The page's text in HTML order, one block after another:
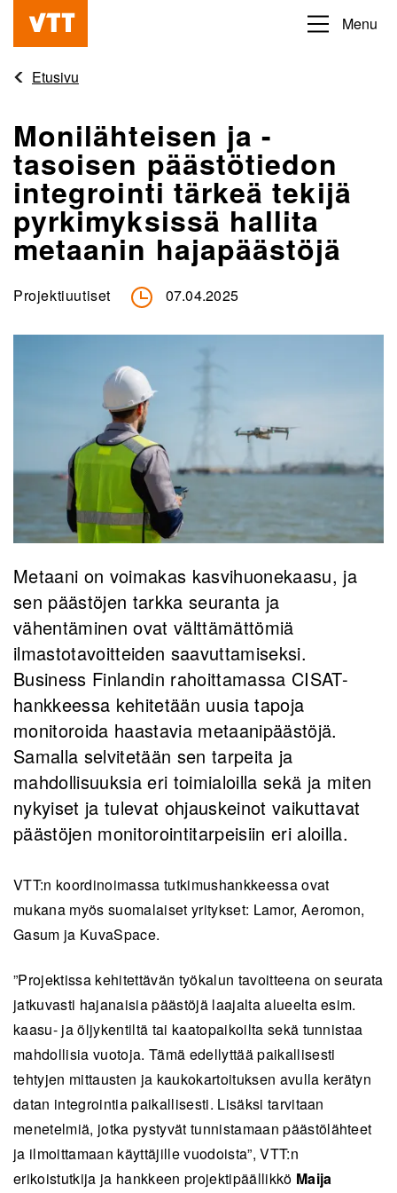
Hyppää
pääsisältöön
Beyond
obvious
Menu
Etusivu
Monilähteisen ja -
tasoisen päästötiedon
integrointi tärkeä tekijä
pyrkimyksissä hallita
metaanin hajapäästöjä
Projektiuutiset 07.04.2025
Metaani on voimakas kasvihuonekaasu, ja
sen päästöjen tarkka seuranta ja
vähentäminen ovat välttämättömiä
ilmastotavoitteiden saavuttamiseksi.
Business Finlandin rahoittamassa CISAT-
hankkeessa kehitetään uusia tapoja
monitoroida haastavia metaanipäästöjä.
Samalla selvitetään sen tarpeita ja
mahdollisuuksia eri toimialoilla sekä ja miten
nykyiset ja tulevat ohjauskeinot vaikuttavat
päästöjen monitorointitarpeisiin eri aloilla.
VTT:n koordinoimassa tutkimushankkeessa ovat
mukana myös suomalaiset yritykset: Lamor, Aeromon,
Gasum ja KuvaSpace.
”Projektissa kehitettävän työkalun tavoitteena on seurata
jatkuvasti hajanaisia päästöjä laajalta alueelta esim.
kaasu- ja öljykentiltä tai kaatopaikoilta sekä tunnistaa
mahdollisia vuotoja. Tämä edellyttää paikallisesti
tehtyjen mittausten ja kaukokartoituksen avulla kerätyn
datan integrointia paikallisesti. Lisäksi tarvitaan
menetelmiä, jotka pystyvät tunnistamaan päästölähteet
ja ilmoittamaan käyttäjille vuodoista”, VTT:n
erikoistutkija ja hankkeen projektipäällikkö Maija